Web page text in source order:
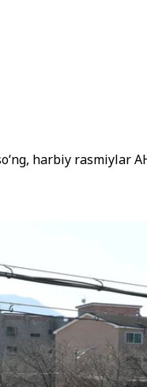
harbiy rasmiylar